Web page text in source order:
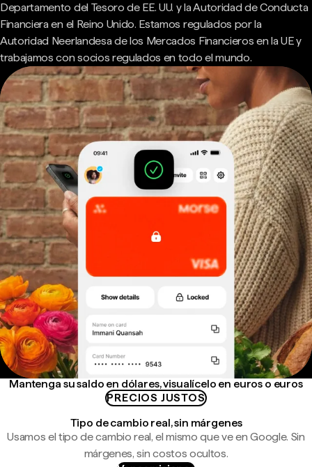
Departamento del Tesoro de EE. UU. y la Autoridad de Conducta
Financiera en el Reino Unido. Estamos regulados por la
Autoridad Neerlandesa de los Mercados Financieros en la UE y
trabajamos con socios regulados en todo el mundo.
Mantenga su saldo en dólares, visualícelo en euros o euros
PRECIOS JUSTOS
Tipo de cambio real, sin márgenes
Usamos el tipo de cambio real, el mismo que ve en Google. Sin
márgenes, sin costos ocultos.